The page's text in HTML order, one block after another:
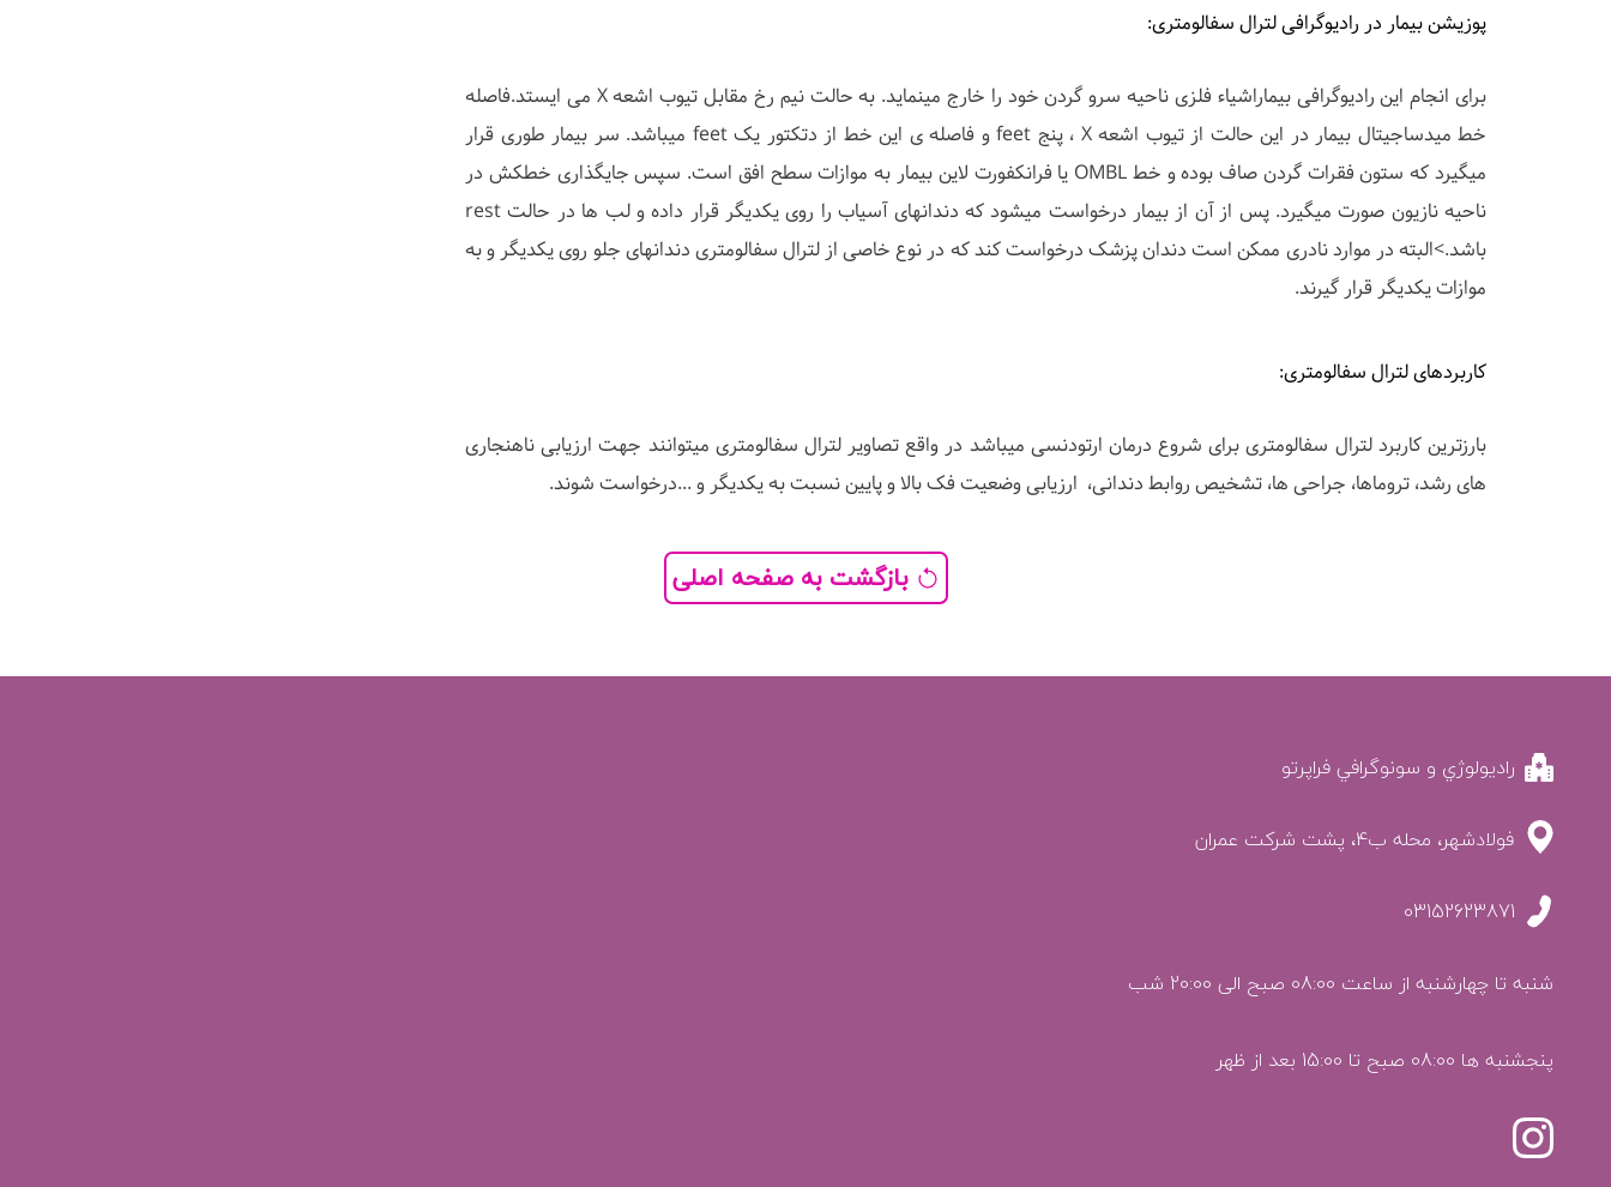
پوزیشن بیمار در رادیوگرافی لترال سفالومتری:
برای انجام این رادیوگرافی بیماراشیاء فلزی ناحیه سرو گردن خود را خارج مینماید. به حالت نیم رخ مقابل تیوب اشعه X می ایستد.فاصله
خط میدساجیتال بیمار در این حالت از تیوب اشعه X ، پنج feet و فاصله ی این خط از دتکتور یک feet میباشد. سر بیمار طوری قرار
میگیرد که ستون فقرات گردن صاف بوده و خط OMBL یا فرانکفورت لاین بیمار به موازات سطح افق است. سپس جایگذاری خطکش در
ناحیه نازیون صورت میگیرد. پس از آن از بیمار درخواست میشود که دندانهای آسیاب را روی یکدیگر قرار داده و لب ها در حالت rest
باشد.>البته در موارد نادری ممکن است دندان پزشک درخواست کند که در نوع خاصی از لترال سفالومتری دندانهای جلو روی یکدیگر و به
موازات یکدیگر قرار گیرند.
کاربردهای لترال سفالومتری:
بارزترین کاربرد لترال سفالومتری برای شروع درمان ارتودنسی میباشد در واقع تصاویر لترال سفالومتری میتوانند جهت ارزیابی ناهنجاری
های رشد، تروماها، جراحی ها، تشخیص روابط دندانی، ارزیابی وضعیت فک بالا و پایین نسبت به یکدیگر و ...درخواست شوند.
بازگشت به صفحه اصلی
راديولوژي و سونوگرافي فراپرتو
فولادشهر، محله ب4، پشت شرکت عمران
03152623871
پنجشنبه ها 08:00 صبح تا 15:00 بعد از ظهر